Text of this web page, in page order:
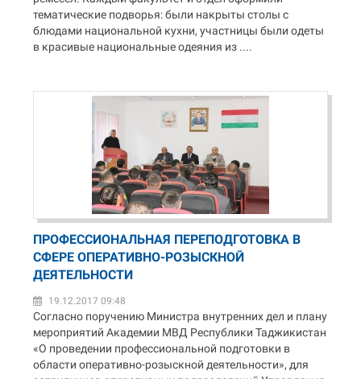
тематические подворья: были накрыты столы с
блюдами национальной кухни, участницы были одеты
в красивые национальные одеяния из ....
ПРОФЕССИОНАЛЬНАЯ ПЕРЕПОДГОТОВКА В
СФЕРЕ ОПЕРАТИВНО-РОЗЫСКНОЙ
ДЕЯТЕЛЬНОСТИ
19.12.2017 09:48
Согласно поручению Министра внутренних дел и плану
мероприятий Академии МВД Республики Таджикистан
«О проведении профессиональной подготовки в
области оперативно-розыскной деятельности», для